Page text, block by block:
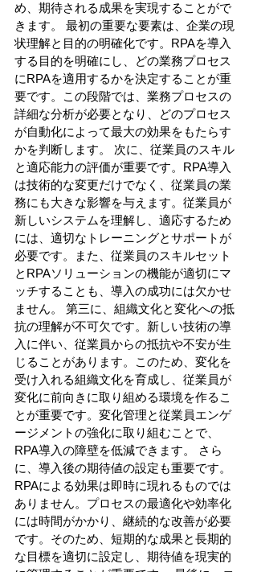
め、期待される成果を実現することがで
きます。 最初の重要な要素は、企業の現
状理解と目的の明確化です。RPAを導入
する目的を明確にし、どの業務プロセス
にRPAを適用するかを決定することが重
要です。この段階では、業務プロセスの
詳細な分析が必要となり、どのプロセス
が自動化によって最大の効果をもたらす
かを判断します。 次に、従業員のスキル
と適応能力の評価が重要です。RPA導入
は技術的な変更だけでなく、従業員の業
務にも大きな影響を与えます。従業員が
新しいシステムを理解し、適応するため
には、適切なトレーニングとサポートが
必要です。また、従業員のスキルセット
とRPAソリューションの機能が適切にマ
ッチすることも、導入の成功には欠かせ
ません。 第三に、組織文化と変化への抵
抗の理解が不可欠です。新しい技術の導
入に伴い、従業員からの抵抗や不安が生
じることがあります。このため、変化を
受け入れる組織文化を育成し、従業員が
変化に前向きに取り組める環境を作るこ
とが重要です。変化管理と従業員エンゲ
ージメントの強化に取り組むことで、
RPA導入の障壁を低減できます。 さら
に、導入後の期待値の設定も重要です。
RPAによる効果は即時に現れるものでは
ありません。プロセスの最適化や効率化
には時間がかかり、継続的な改善が必要
です。そのため、短期的な成果と長期的
な目標を適切に設定し、期待値を現実的